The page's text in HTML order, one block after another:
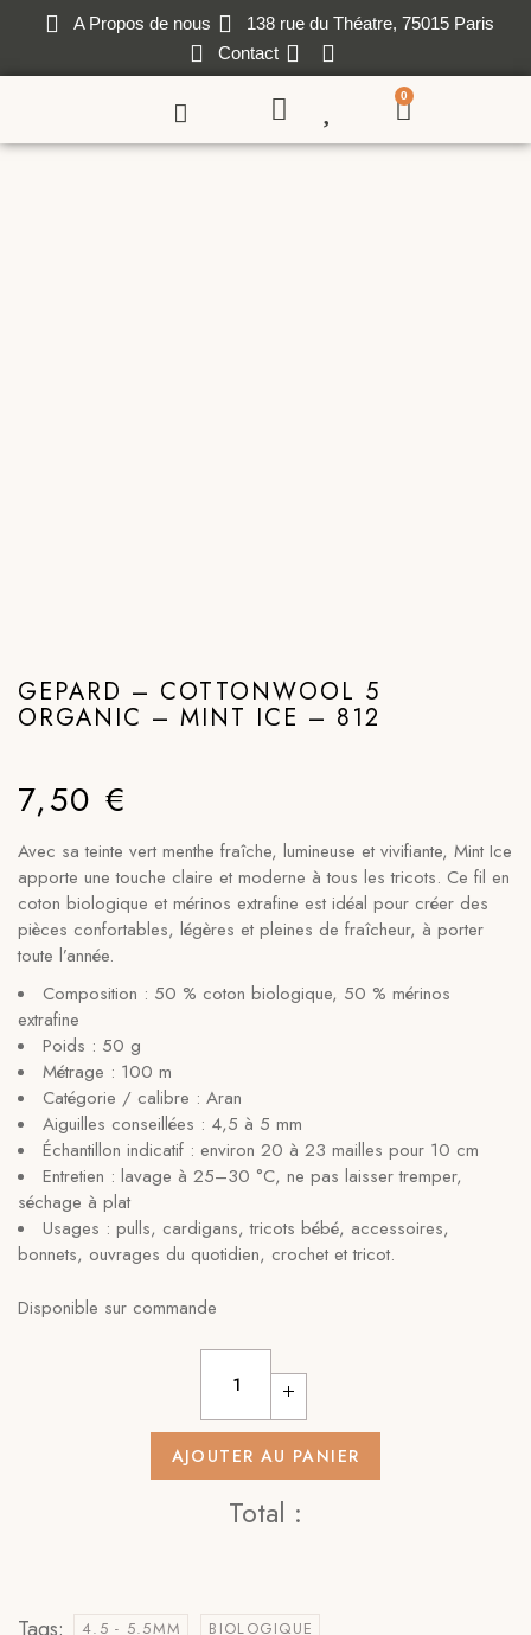
A Propos de nous
138 rue du Théatre, 75015 Paris
Contact
0
GEPARD – COTTONWOOL 5
ORGANIC – MINT ICE – 812
7,50 €
Avec sa teinte vert menthe fraîche, lumineuse et vivifiante, Mint Ice
apporte une touche claire et moderne à tous les tricots. Ce fil en
coton biologique et mérinos extrafine est idéal pour créer des
pièces confortables, légères et pleines de fraîcheur, à porter
toute l’année.
Composition : 50 % coton biologique, 50 % mérinos
extrafine
Poids : 50 g
Métrage : 100 m
Catégorie / calibre : Aran
Aiguilles conseillées : 4,5 à 5 mm
Échantillon indicatif : environ 20 à 23 mailles pour 10 cm
Entretien : lavage à 25–30 °C, ne pas laisser tremper,
séchage à plat
Usages : pulls, cardigans, tricots bébé, accessoires,
bonnets, ouvrages du quotidien, crochet et tricot.
Disponible sur commande
AJOUTER AU PANIER
Total :
Tags: 4.5 - 5.5MM BIOLOGIQUE